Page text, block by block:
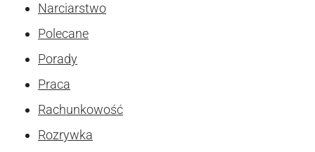
Narciarstwo
Polecane
Porady
Praca
Rachunkowość
Rozrywka